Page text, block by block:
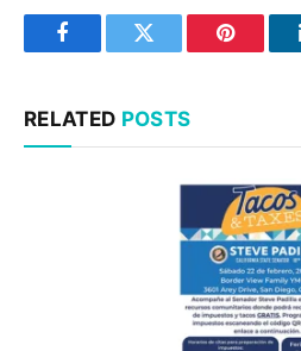
FacebookTwitter Pinterest
RELATED POSTS